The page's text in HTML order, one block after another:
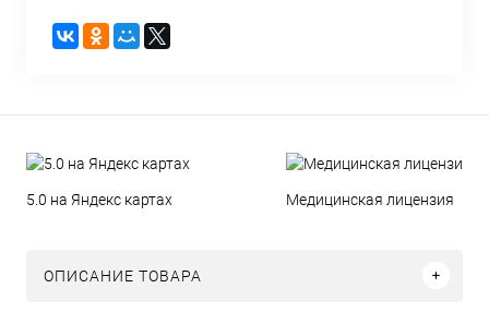
5.0 на Яндекс картах Медицинская лицензия
ОПИСАНИЕ ТОВАРА